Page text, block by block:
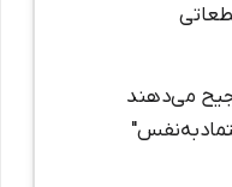
می‌دهند